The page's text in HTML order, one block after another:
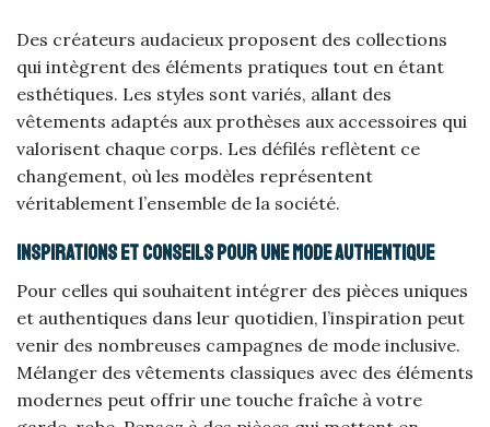
Des créateurs audacieux proposent des collections
qui intègrent des éléments pratiques tout en étant
esthétiques. Les styles sont variés, allant des
vêtements adaptés aux prothèses aux accessoires qui
valorisent chaque corps. Les défilés reflètent ce
changement, où les modèles représentent
véritablement l’ensemble de la société.
Inspirations et conseils pour une mode authentique
Pour celles qui souhaitent intégrer des pièces uniques
et authentiques dans leur quotidien, l’inspiration peut
venir des nombreuses campagnes de mode inclusive.
Mélanger des vêtements classiques avec des éléments
modernes peut offrir une touche fraîche à votre